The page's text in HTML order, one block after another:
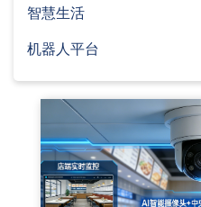
智慧生活
机器人平台